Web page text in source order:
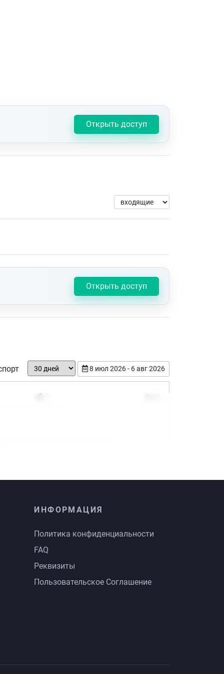
Открыть доступ
Открыть доступ
8 июл 2026 - 6 авг 2026
ИНФОРМАЦИЯ
Политика конфиденциальности
FAQ
Реквизиты
Пользовательское Соглашение